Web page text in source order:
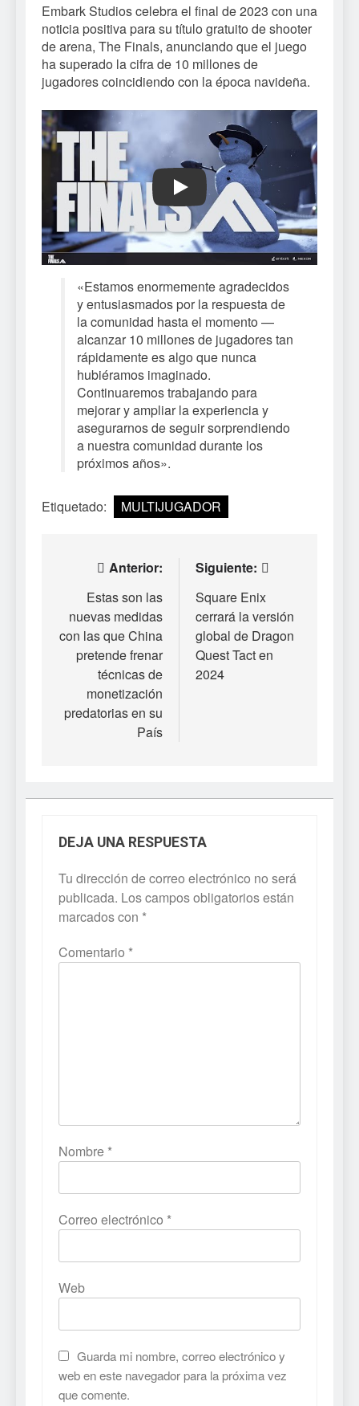
Embark Studios celebra el final de 2023 con una
noticia positiva para su título gratuito de shooter
de arena, The Finals, anunciando que el juego
ha superado la cifra de 10 millones de
jugadores coincidiendo con la época navideña.
Play
«Estamos enormemente agradecidos
y entusiasmados por la respuesta de
la comunidad hasta el momento —
alcanzar 10 millones de jugadores tan
rápidamente es algo que nunca
hubiéramos imaginado.
Continuaremos trabajando para
mejorar y ampliar la experiencia y
asegurarnos de seguir sorprendiendo
a nuestra comunidad durante los
próximos años».
Etiquetado: MULTIJUGADOR
Navegación
entradas
Anterior:
Estas son las
nuevas medidas
con las que China
pretende frenar
técnicas de
monetización
predatorias en su
País
Siguiente:
Square Enix
cerrará la versión
global de Dragon
Quest Tact en
2024
DEJA UNA RESPUESTA
Tu dirección de correo electrónico no será
publicada. Los campos obligatorios están
marcados con *
Comentario *
Nombre *
Correo electrónico *
Web
Guarda mi nombre, correo electrónico y
web en este navegador para la próxima vez
que comente.